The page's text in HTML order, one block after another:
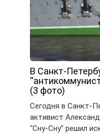
В Санкт-
(3 фото)
Сегодня в Санкт-
активист
“Сну-Сну” решил